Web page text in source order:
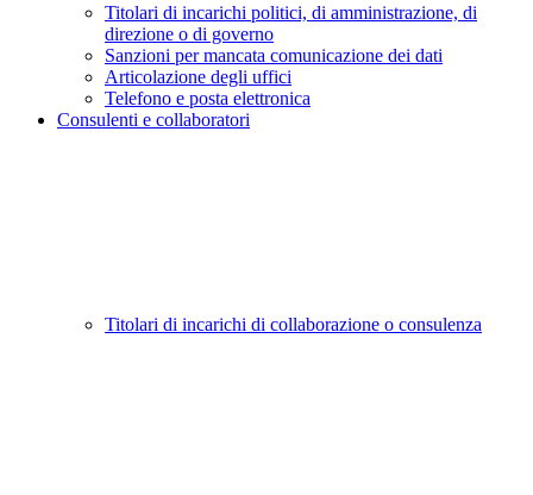
Titolari di incarichi politici, di amministrazione, di
direzione o di governo
Sanzioni per mancata comunicazione dei dati
Articolazione degli uffici
Telefono e posta elettronica
Consulenti e collaboratori
Titolari di incarichi di collaborazione o consulenza